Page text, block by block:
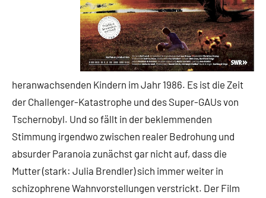
heranwachsenden Kindern im Jahr 1986. Es ist die Zeit
der Challenger-Katastrophe und des Super-GAUs von
Tschernobyl. Und so fällt in der beklemmenden
Stimmung irgendwo zwischen realer Bedrohung und
absurder Paranoia zunächst gar nicht auf, dass die
Mutter (stark: Julia Brendler) sich immer weiter in
schizophrene Wahnvorstellungen verstrickt. Der Film